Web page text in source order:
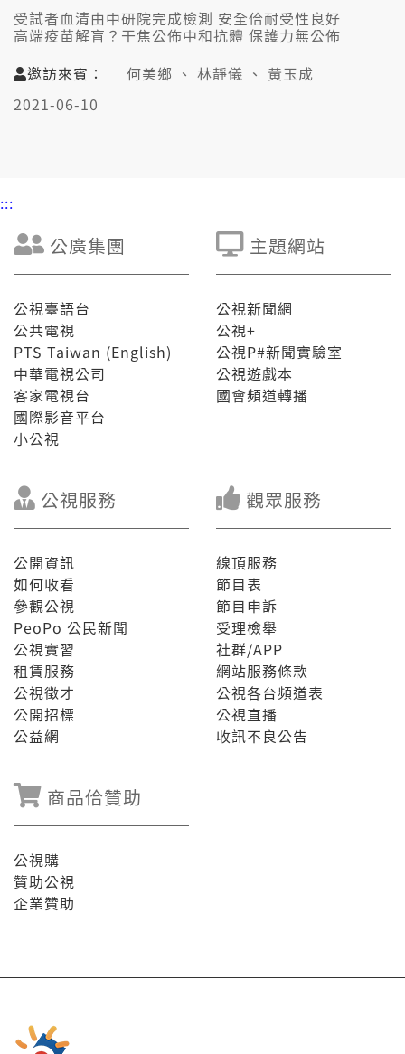
受試者血清由中研院完成檢測 安全佮耐受性良好
高端疫苗解盲？干焦公佈中和抗體 保護力無公佈
👤來賓：
何美鄉（中研院生醫所兼任研究員）
林靜儀（中山醫婦產科主治醫師）
邀訪來賓：
何美鄉 、 林靜儀 、 黃玉成
2021-06-10
:::
公廣集團
公視臺語台
公共電視
PTS Taiwan (English)
中華電視公司
客家電視台
國際影音平台
小公視
主題網站
公視新聞網
公視+
公視P#新聞實驗室
公視遊戲本
國會頻道轉播
公視服務
公開資訊
如何收看
參觀公視
PeoPo 公民新聞
公視實習
租賃服務
公視徵才
公開招標
公益網
觀眾服務
線頂服務
節目表
節目申訴
受理檢舉
社群/APP
網站服務條款
公視各台頻道表
公視直播
收訊不良公告
商品佮贊助
公視購
贊助公視
企業贊助